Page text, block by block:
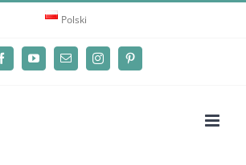
Polski
FacebookYouTubeEmail InstagramPinterest